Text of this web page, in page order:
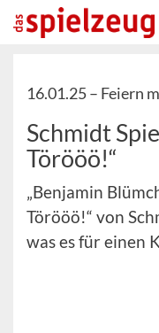
16.01.25 – Feiern
Schmidt
Törööö!“
„Benjamin
Törööö!“ von
was es für einen